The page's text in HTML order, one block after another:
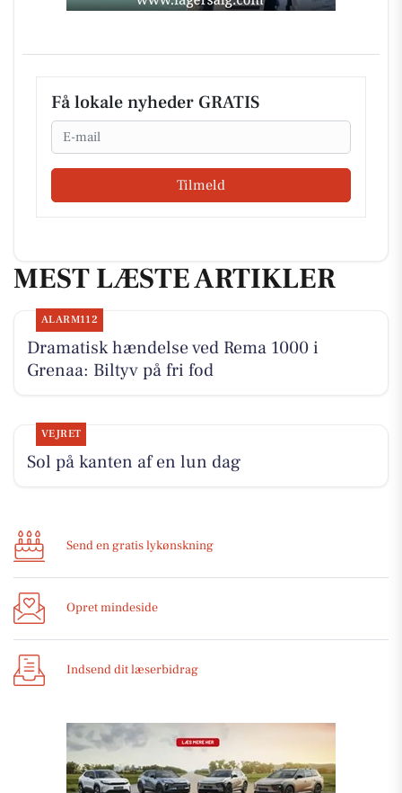
Få lokale nyheder GRATIS
Email
Tilmeld
MEST LÆSTE ARTIKLER
ALARM112
Dramatisk hændelse ved Rema 1000 i
Grenaa: Biltyv på fri fod
VEJRET
Sol på kanten af en lun dag
Send en gratis lykønskning
Opret mindeside
Indsend dit læserbidrag